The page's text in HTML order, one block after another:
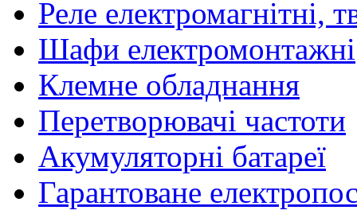
Реле електромагнітні,
Шафи електромонтажні
Клемне обладнання
Перетворювачі частоти
Акумуляторні батареї
Гарантоване